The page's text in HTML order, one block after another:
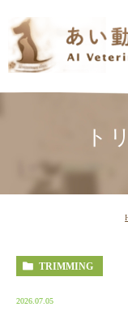
ト
TRIMMING
2026.07.05